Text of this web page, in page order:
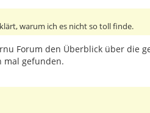
warum ich es nicht so toll finde.
Forum den Überblick über die
mal gefunden.